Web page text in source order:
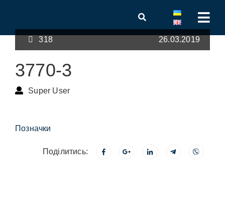
318 26.03.2019
3770-3
Super User
Позначки
Поділитись: